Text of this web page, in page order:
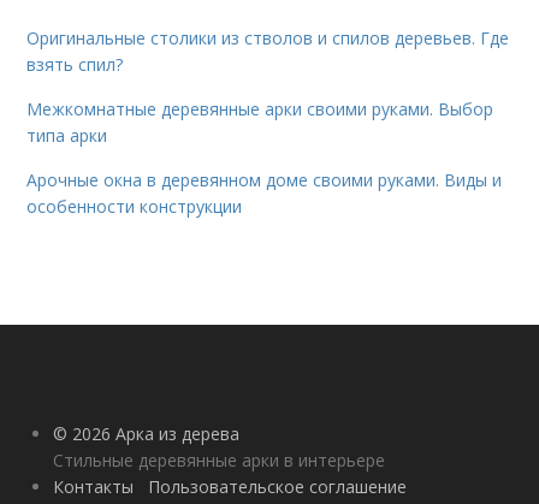
Оригинальные столики из стволов и спилов деревьев. Где
взять спил?
Межкомнатные деревянные арки своими руками. Выбор
типа арки
Арочные окна в деревянном доме своими руками. Виды и
особенности конструкции
© 2026 Арка из дерева
Стильные деревянные арки в интерьере
Контакты
Пользовательское соглашение